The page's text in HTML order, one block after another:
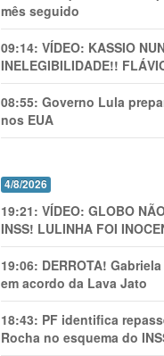
mês seguido
09:14: VÍDEO: KASSIO
INELEGIBILIDADE!!
08:55: Governo Lula
nos EUA
4/8/2026
19:21: VÍDEO: GLOBO
INSS! LULINHA FOI
19:06: DERROTA!
em acordo da Lava Jato
18:43: PF identifica
Rocha no esquema do